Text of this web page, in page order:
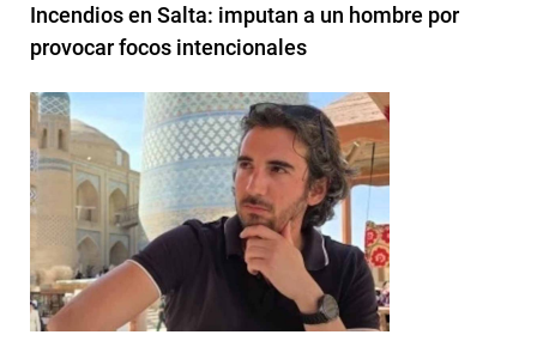
Incendios en Salta: imputan a un hombre por
provocar focos intencionales